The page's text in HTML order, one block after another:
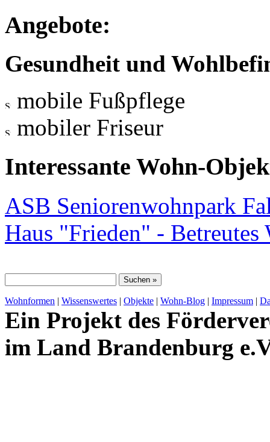
Angebote:
Gesundheit und
mobile Fußpflege
mobiler Friseur
Interessante Wohn-
ASB Seniorenwohnpark
Haus "Frieden" - Betreutes
Wohnformen | Wissenswertes | Objekte | Wohn-Blog | Impressum |
Ein Projekt des
im Land Brandenburg